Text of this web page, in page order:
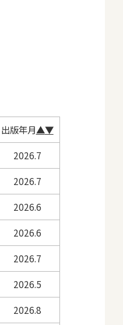
出版年月▲▼
2026.7
2026.7
2026.6
2026.6
2026.7
2026.5
2026.8